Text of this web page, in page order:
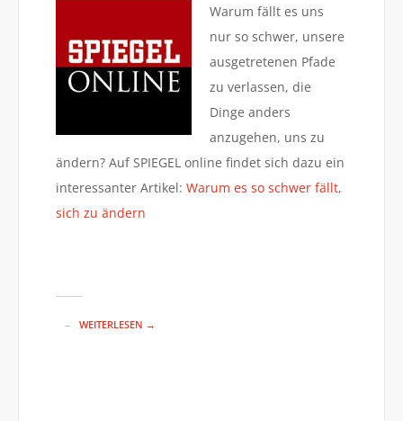
Warum fällt es uns
nur so schwer, unsere
ausgetretenen Pfade
zu verlassen, die
Dinge anders
anzugehen, uns zu
ändern? Auf SPIEGEL online findet sich dazu ein
interessanter Artikel: Warum es so schwer fällt,
sich zu ändern
WEITERLESEN →